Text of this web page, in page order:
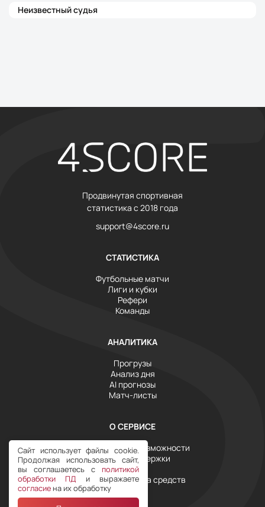
Неизвестный судья
Продвинутая спортивная
статистика с 2018 года
support@4score.ru
СТАТИСТИКА
Футбольные матчи
Лиги и кубки
Рефери
Команды
АНАЛИТИКА
Прогрузы
Анализ дня
AI прогнозы
Матч-листы
О СЕРВИСЕ
Инструменты и возможности
Служба поддержки
Тарифы
Условия возврата средств
Сайт использует файлы cookie.
Продолжая использовать сайт,
вы соглашаетесь с политикой
обработки ПД и выражаете
согласие на их обработку